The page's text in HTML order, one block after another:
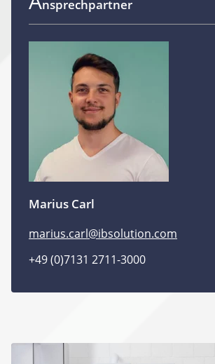
nsprechpartner
Marius Carl
marius.carl@ibsolution.com
+49 (0)7131 2711-3000